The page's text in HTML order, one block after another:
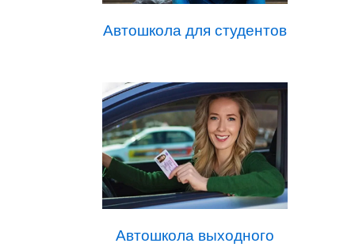
Автошкола для студентов
Автошкола выходного